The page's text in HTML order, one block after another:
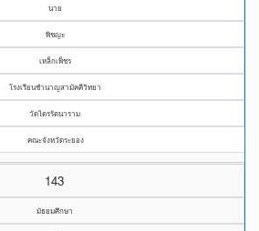
นาย
พิชญะ
เหล็กเพ็ชร
โรงเรียนชำนาญสามัคคีวิทยา
วัดไตรรัตนาราม
คณะจังหวัดระยอง
143
มัธยมศึกษา